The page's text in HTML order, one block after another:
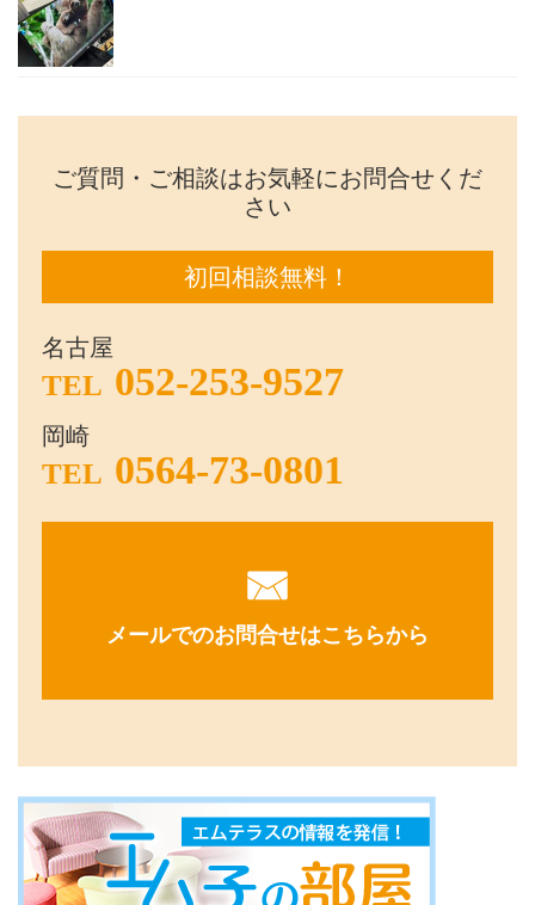
ご質問・ご相談はお気軽にお問合せくだ
さい
初回相談無料！
名古屋
TEL 052-253-9527
岡崎
TEL 0564-73-0801
メールでのお問合せはこちらから